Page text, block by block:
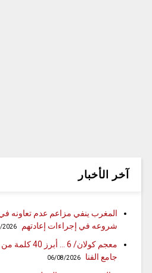
آخر الأخبار
المغرب ينفي مزاعم عدم تعاونه
شروعه في إجراءات إعادتهم
2026
معجم كولان/ 6
جامع الفنا
06/08/2026